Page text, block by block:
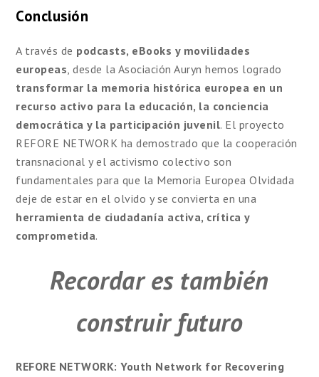
Conclusión
A través de podcasts, eBooks y movilidades
europeas, desde la Asociación Auryn hemos logrado
transformar la memoria histórica europea en un
recurso activo para la educación, la conciencia
democrática y la participación juvenil. El proyecto
REFORE NETWORK ha demostrado que la cooperación
transnacional y el activismo colectivo son
fundamentales para que la Memoria Europea Olvidada
deje de estar en el olvido y se convierta en una
herramienta de ciudadanía activa, crítica y
comprometida.
Recordar es también
construir futuro
REFORE NETWORK: Youth Network for Recovering